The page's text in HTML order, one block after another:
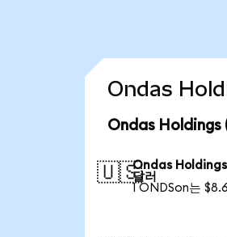
Ondas
Ondas Holdings
🇺🇸Ondas
달러
1 ONDSon는